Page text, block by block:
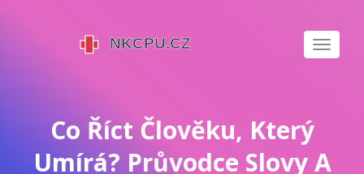
Zobrazit
navigaci
Co Říct Člověku, Který
Umírá? Průvodce Slovy A